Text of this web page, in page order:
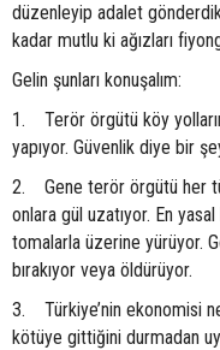
düzenleyip adalet
kadar mutlu ki ağızları
Gelin şunları konuşalım:
1. Terör örgütü köy
yapıyor. Güvenlik diye bir
2. Gene terör örgütü her
onlara gül uzatıyor. En yasal
tomalarla üzerine yürüyor.
bırakıyor veya öldürüyor.
3. Türkiye’nin ekonomisi
kötüye gittiğini durmadan